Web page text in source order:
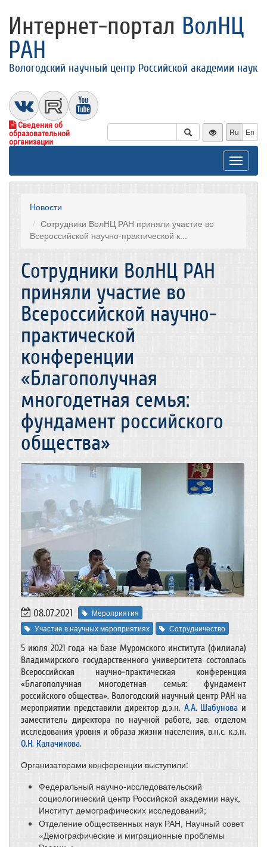
Интернет-портал ВолНЦ
РАН
Вологодский научный центр Российской академии наук
Сведения об
образовательной
организации
Ru En
Toggle
Новости
Сотрудники ВолНЦ РАН приняли участие во
Всероссийской научно-практической к...
Сотрудники ВолНЦ РАН
приняли участие во
Всероссийской научно-
практической
конференции
«Благополучная
многодетная семья:
фундамент российского
общества»
08.07.2021
Мероприятия
Участие в научных мероприятиях
Сотрудничество
5 июля 2021 года на базе Муромского института (филиала)
Владимирского государственного университета состоялась
Всероссийская научно-практическая конференция
«Благополучная многодетная семья: фундамент
российского общества». Вологодский научный центр РАН на
мероприятии представили директор д.э.н. А.А. Шабунова и
заместитель директора по научной работе, зав. отделом
исследования уровня и образа жизни населения, в.н.с. к.э.н.
О.Н. Калачикова.
Организаторами конференции выступили:
Федеральный научно-исследовательский
социологический центр Российской академии наук,
Институт демографических исследований;
Отделение общественных наук РАН, Научный совет
«Демографические и миграционные проблемы